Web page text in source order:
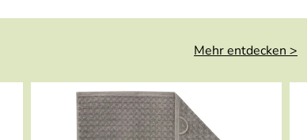
Mehr entdecken >